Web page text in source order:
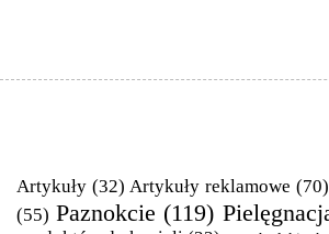
Artykuły (32) Artykuły reklamowe (70)
(55) Paznokcie (119)